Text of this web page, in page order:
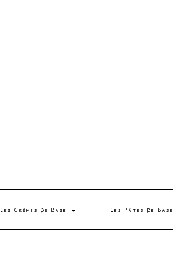
Les Crèmes De Base Les Pâtes De Base